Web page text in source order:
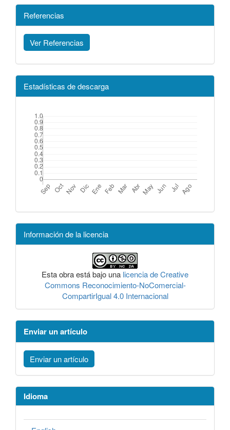
Referencias
Ver Referencias
Estadísticas de descarga
Información de la licencia
Esta obra está bajo una licencia de Creative
Commons Reconocimiento-NoComercial-
CompartirIgual 4.0 Internacional
Enviar un artículo
Enviar un artículo
Idioma